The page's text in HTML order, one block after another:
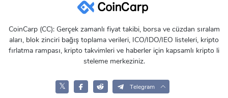
CoinCarp (CC): Gerçek zamanlı fiyat takibi, borsa ve cüzdan sıralam
aları, blok zinciri bağış toplama verileri, ICO/IDO/IEO listeleri, kripto
fırlatma rampası, kripto takvimleri ve haberler için kapsamlı kripto li
steleme merkeziniz.
𝕏 Telegram